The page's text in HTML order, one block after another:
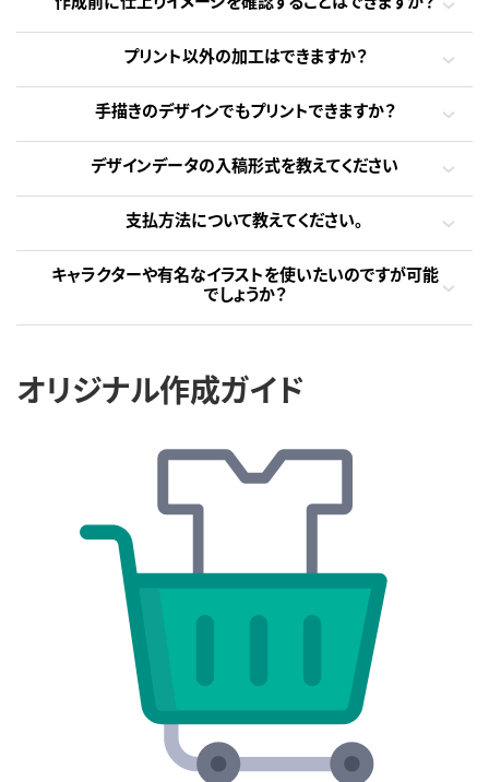
プリント以外の加工はできますか？
手描きのデザインでもプリントできますか？
デザインデータの入稿形式を教えてください
支払方法について教えてください。
キャラクターや有名なイラストを使いたいのですが可能
でしょうか？
オリジナル作成ガイド